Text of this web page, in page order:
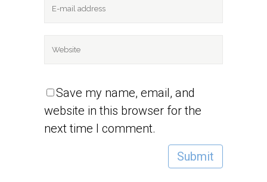
Save my name, email, and
website in this browser for the
next time I comment.